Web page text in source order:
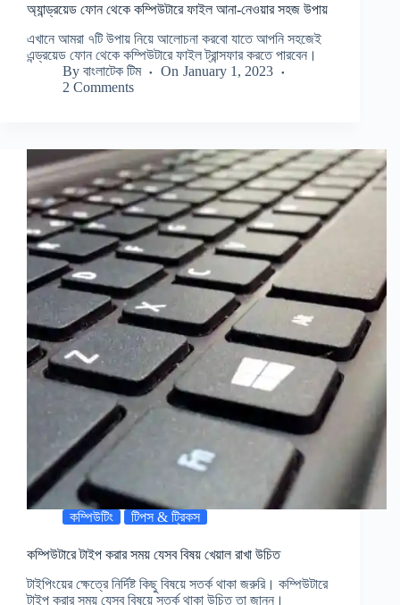
অ্যান্ড্রয়েড ফোন থেকে কম্পিউটারে ফাইল আনা-নেওয়ার সহজ উপায়
এখানে আমরা ৭টি উপায় নিয়ে আলোচনা করবো যাতে আপনি সহজেই
এন্ড্রয়েড ফোন থেকে কম্পিউটারে ফাইল ট্রান্সফার করতে পারবেন।
By বাংলাটেক টিম On January 1, 2023
2 Comments
কম্পিউটিং টিপস & ট্রিকস
কম্পিউটারে টাইপ করার সময় যেসব বিষয় খেয়াল রাখা উচিত
টাইপিংয়ের ক্ষেত্রে নির্দিষ্ট কিছু বিষয়ে সতর্ক থাকা জরুরি। কম্পিউটারে
টাইপ করার সময় যেসব বিষয়ে সতর্ক থাকা উচিত তা জানুন।